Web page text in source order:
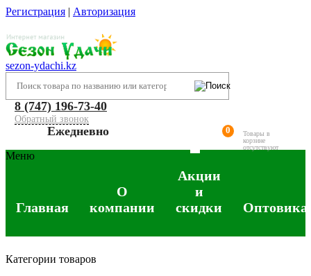
Регистрация | Авторизация
sezon-ydachi.kz
8 (747) 196-73-40
Обратный звонок
Ежедневно 0
Товары в
корзине
отсутствуют
Меню
Главная
О
компании
Акции
и
скидки
Категории товаров